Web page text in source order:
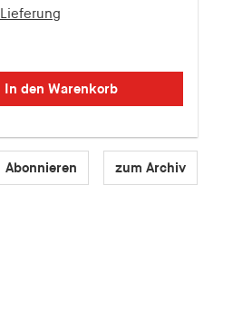
In den Warenkorb
Abonnieren zum Archiv